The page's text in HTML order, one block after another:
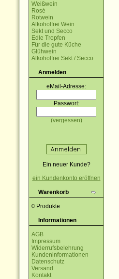
Weißwein
Rosé
Rotwein
Alkoholfrei Wein
Sekt und Secco
Edle Tropfen
Für die gute Küche
Glühwein
Alkoholfrei Sekt / Secco
Anmelden
eMail-Adresse:
Passwort:
(vergessen)
Ein neuer Kunde?
ein Kundenkonto eröffnen
Warenkorb
0 Produkte
Informationen
AGB
Impressum
Widerrufsbelehrung
Kundeninformationen
Datenschutz
Versand
Kontakt